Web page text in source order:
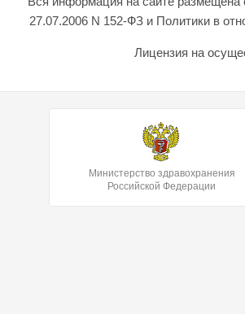
27.07.2006 N 152-ФЗ и Политики в
Лицензия на
Министерство здравохранения
Российской Федерации